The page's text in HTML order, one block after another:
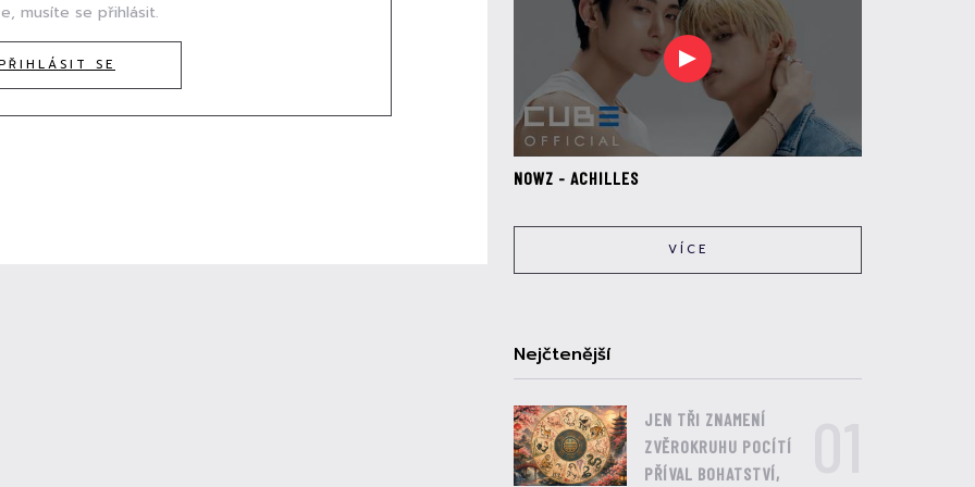
musíte se přihlásit.
SE
NOWZ - ACHILLES
VÍCE
Nejčtenější
JEN TŘI ZNAMENÍ
ZVĚROKRUHU POCÍTÍ
PŘÍVAL BOHATSTVÍ,